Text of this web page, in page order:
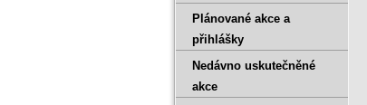
Plánované akce a
přihlášky
Nedávno uskutečněné
akce